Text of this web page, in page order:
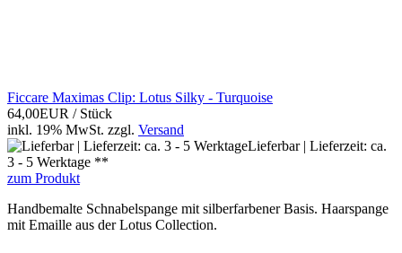
Ficcare Maximas Clip: Lotus Silky - Turquoise
64,00EUR / Stück
inkl. 19% MwSt. zzgl. Versand
Lieferbar | Lieferzeit: ca.
3 - 5 Werktage **
zum Produkt
Handbemalte Schnabelspange mit silberfarbener Basis. Haarspange
mit Emaille aus der Lotus Collection.